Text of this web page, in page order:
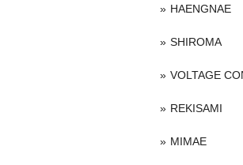
HAENGNAE
SHIROMA
VOLTAGE
REKISAMI
MIMAE